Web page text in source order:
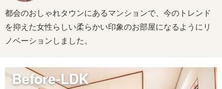
都会のおしゃれタウンにあるマンションで、今のトレンド
を抑えた女性らしい柔らかい印象のお部屋になるようにリ
ノベーションしました。
Before-LDK